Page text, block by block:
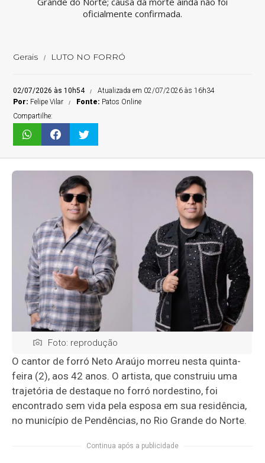
oficialmente confirmada.
Gerais LUTO NO FORRÓ
02/07/2026 às 10h54
Atualizada em 02/07/2026 às 16h34
Por: Felipe Vilar Fonte: Patos Online
Compartilhe:
Foto: reprodução
O cantor de forró Neto Araújo morreu nesta quinta-
feira (2), aos 42 anos. O artista, que construiu uma
trajetória de destaque no forró nordestino, foi
encontrado sem vida pela esposa em sua residência,
no município de Pendências, no Rio Grande do Norte.
Continua após a publicidade